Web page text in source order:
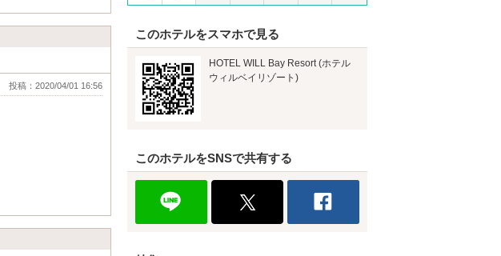
投稿：2020/04/01 16:56
このホテルをスマホで見る
HOTEL WILL Bay Resort (ホテル
ウィルベイリゾート)
このホテルをSNSで共有する